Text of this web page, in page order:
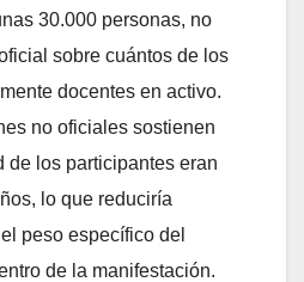
30.000 personas, no
sobre cuántos de los
docentes en activo.
no oficiales sostienen
de los participantes eran
lo que reduciría
peso específico del
de la manifestación.